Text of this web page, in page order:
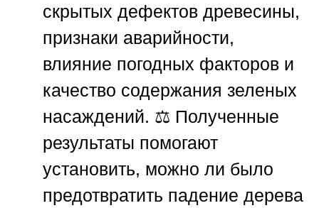
скрытых дефектов древесины,
признаки аварийности,
влияние погодных факторов и
качество содержания зеленых
насаждений. ⚖️ Полученные
результаты помогают
установить, можно ли было
предотвратить падение дерева